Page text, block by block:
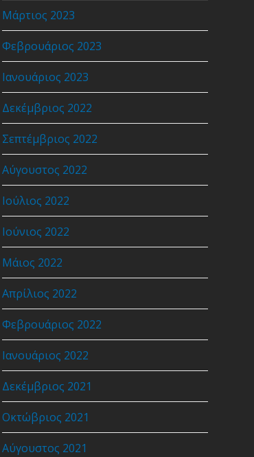
Μάρτιος 2023
Φεβρουάριος 2023
Ιανουάριος 2023
Δεκέμβριος 2022
Σεπτέμβριος 2022
Αύγουστος 2022
Ιούλιος 2022
Ιούνιος 2022
Μάιος 2022
Απρίλιος 2022
Φεβρουάριος 2022
Ιανουάριος 2022
Δεκέμβριος 2021
Οκτώβριος 2021
Αύγουστος 2021